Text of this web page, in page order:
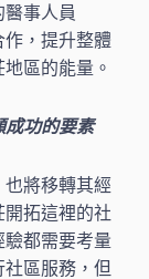
事人員
作，提升整體
區的能量。
成功的要素
也將移轉其經
拓這裡的社
都需要考量
區服務，但